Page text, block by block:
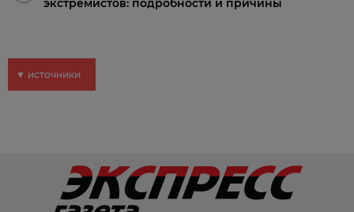
экстремистов: подробности и причины
▼ источники